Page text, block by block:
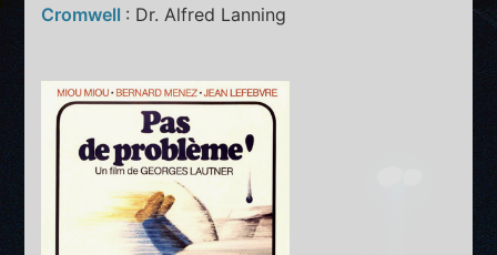
Cromwell : Dr. Alfred Lanning